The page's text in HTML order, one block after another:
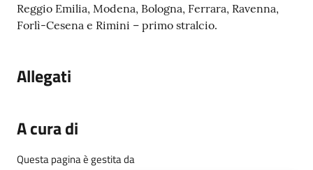
Reggio Emilia, Modena, Bologna, Ferrara, Ravenna,
Forlì-Cesena e Rimini – primo stralcio.
Allegati
A cura di
Questa pagina è gestita da